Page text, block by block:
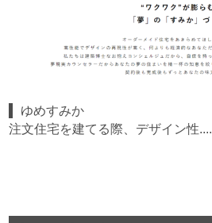
ゆめすみか
注文住宅を建てる際、デザイン性....